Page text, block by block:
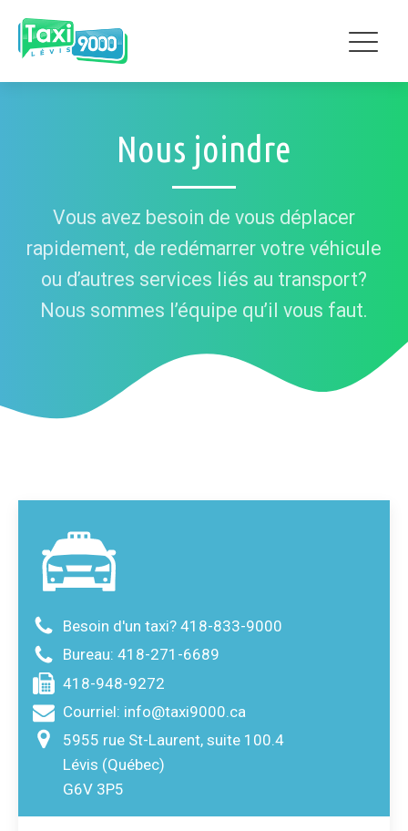
Nous joindre
Vous avez besoin de vous déplacer
rapidement, de redémarrer votre véhicule
ou d’autres services liés au transport?
Nous sommes l’équipe qu’il vous faut.
Besoin d'un taxi? 418-833-9000
Bureau: 418-271-6689
418-948-9272
Courriel: info@taxi9000.ca
5955 rue St-Laurent, suite 100.4
Lévis (Québec)
G6V 3P5